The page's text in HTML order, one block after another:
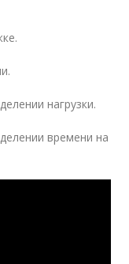
нагрузки.
времени на